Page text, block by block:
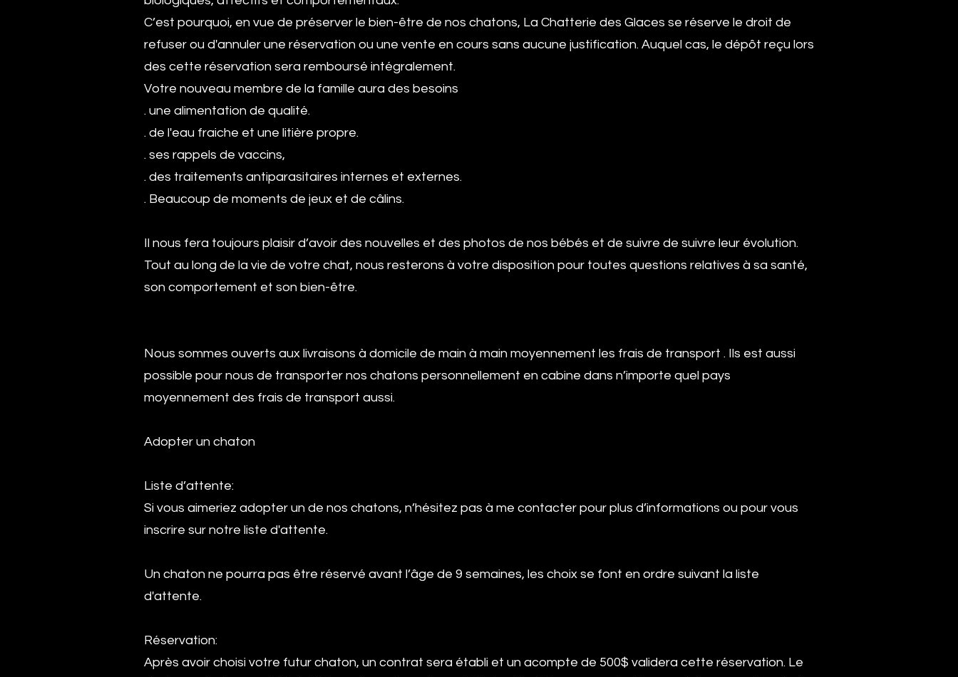
C’est pourquoi, en vue de préserver le bien-être de nos chatons, La Chatterie des Glaces se réserve le droit de
refuser ou d'annuler une réservation ou une vente en cours sans aucune justification. Auquel cas, le dépôt reçu lors
des cette réservation sera remboursé intégralement.
Votre nouveau membre de la famille aura des besoins
. une alimentation de qualité.
. de l'eau fraiche et une litière propre.
. ses rappels de vaccins,
. des traitements antiparasitaires internes et externes.
. Beaucoup de moments de jeux et de câlins.
Il nous fera toujours plaisir d’avoir des nouvelles et des photos de nos bébés et de suivre de suivre leur évolution.
Tout au long de la vie de votre chat, nous resterons à votre disposition pour toutes questions relatives à sa santé,
son comportement et son bien-être.
Nous sommes ouverts aux livraisons à domicile de main à main moyennement les frais de transport . Ils est aussi
possible pour nous de transporter nos chatons personnellement en cabine dans n’importe quel pays
moyennement des frais de transport aussi.
Adopter un chaton
Liste d’attente:
Si vous aimeriez adopter un de nos chatons, n’hésitez pas à me contacter pour plus d’informations ou pour vous
inscrire sur notre liste d'attente.
Un chaton ne pourra pas être réservé avant l’âge de 9 semaines, les choix se font en ordre suivant la liste
d'attente.
Réservation:
Après avoir choisi votre futur chaton, un contrat sera établi et un acompte de 500$ validera cette réservation. Le